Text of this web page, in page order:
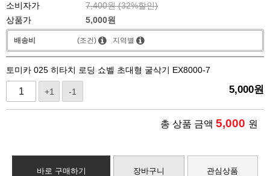
소비자가 7,400원 (32%할인)
상품가
5,000원
배송비 (조건) 지역별
토미카 025 히타치 로딩 쇼벨 초대형 굴삭기 EX8000-7
+1 -1 5,000원
총 상품 금액 5,000 원
바로 구매하기 장바구니 관심상품